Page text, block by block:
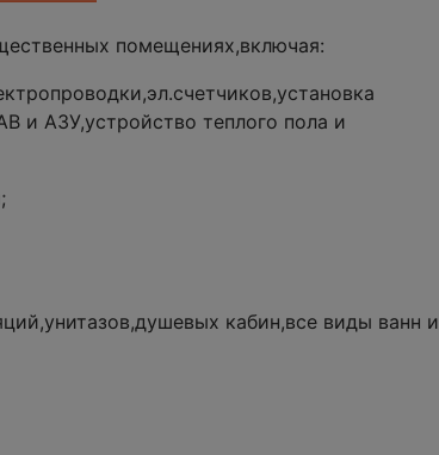
помещениях,включая:
и АЗУ,устройство теплого пола и
кабин,все виды ванн и